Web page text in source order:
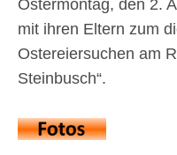
Ostermontag, den 2.
mit ihren Eltern zum
Ostereiersuchen am
Steinbusch“.